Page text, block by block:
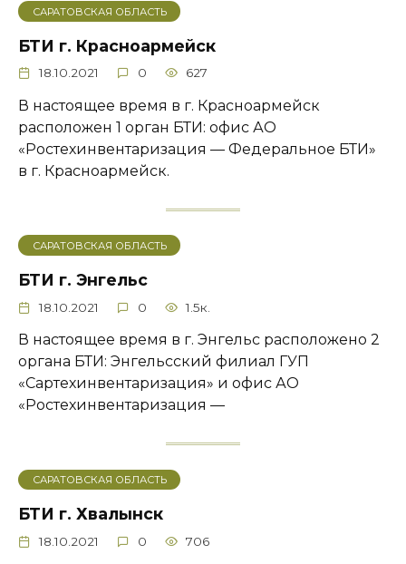
САРАТОВСКАЯ ОБЛАСТЬ
БТИ г. Красноармейск
18.10.2021 0 627
В настоящее время в г. Красноармейск
расположен 1 орган БТИ: офис АО
«Ростехинвентаризация — Федеральное БТИ»
в г. Красноармейск.
САРАТОВСКАЯ ОБЛАСТЬ
БТИ г. Энгельс
18.10.2021 0 1.5к.
В настоящее время в г. Энгельс расположено 2
органа БТИ: Энгельсский филиал ГУП
«Сартехинвентаризация» и офис АО
«Ростехинвентаризация —
САРАТОВСКАЯ ОБЛАСТЬ
БТИ г. Хвалынск
18.10.2021 0 706